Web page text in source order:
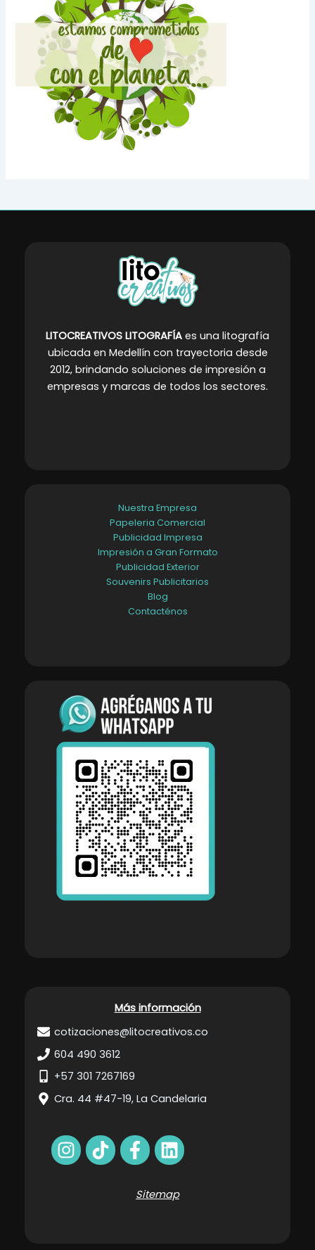
LITOCREATIVOS LITOGRAFÍA es una litografía
ubicada en Medellín con trayectoria desde
2012, brindando soluciones de impresión a
empresas y marcas de todos los sectores.
Nuestra Empresa
Papeleria Comercial
Publicidad Impresa
Impresión a Gran Formato
Publicidad Exterior
Souvenirs Publicitarios
Blog
Contacténos
Más información
cotizaciones@litocreativos.co
604 490 3612
+57 301 7267169
Cra. 44 #47-19, La Candelaria
Sitemap